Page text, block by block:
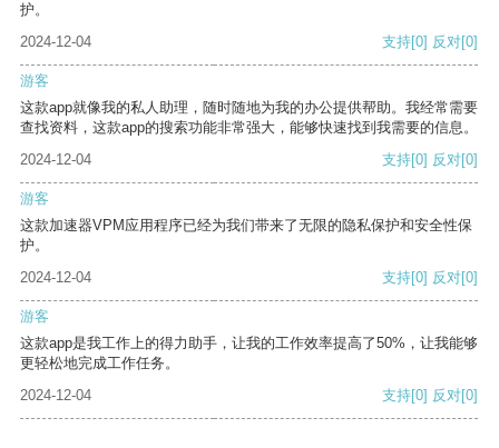
护。
2024-12-04
支持[0] 反对[0]
游客
这款app就像我的私人助理，随时随地为我的办公提供帮助。我经常需要
查找资料，这款app的搜索功能非常强大，能够快速找到我需要的信息。
2024-12-04
支持[0] 反对[0]
游客
这款加速器VPM应用程序已经为我们带来了无限的隐私保护和安全性保
护。
2024-12-04
支持[0] 反对[0]
游客
这款app是我工作上的得力助手，让我的工作效率提高了50%，让我能够
更轻松地完成工作任务。
2024-12-04
支持[0] 反对[0]